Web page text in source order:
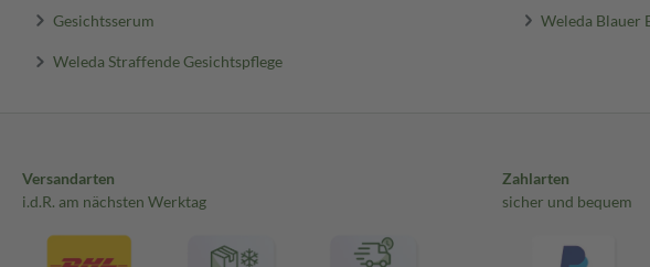
Gesichtsserum Weleda Blauer
Weleda Straffende Gesichtspflege
Versandarten
i.d.R. am nächsten Werktag
Zahlarten
sicher und bequem